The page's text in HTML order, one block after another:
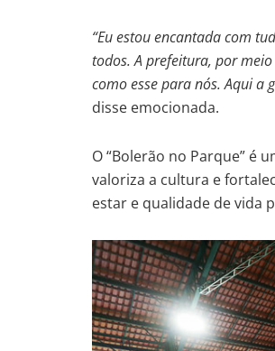
“Eu estou encantada com
todos. A prefeitura, por
como esse para nós. Aqui a
disse emocionada.
O “Bolerão no Parque” é
valoriza a cultura e
estar e qualidade de vida